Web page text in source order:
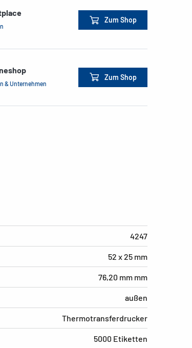
Zum Shop
& Unternehmen
Zum Shop
4247
52 x 25 mm
76,20 mm mm
außen
Thermotransferdrucker
5000 Etiketten